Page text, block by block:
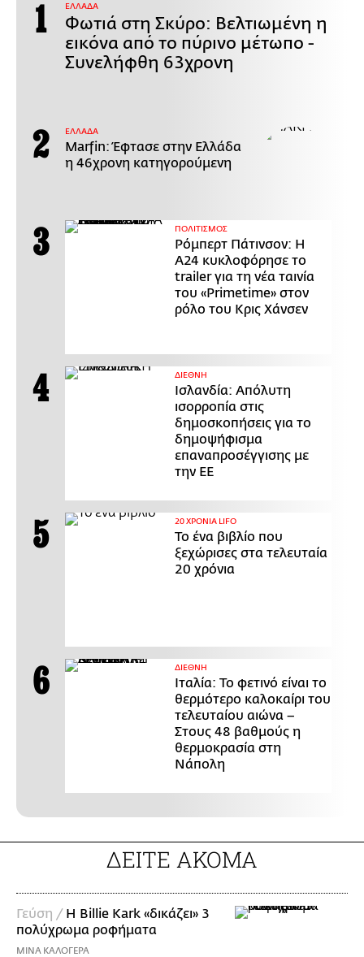
ΕΛΛΑΔΑ
Φωτιά στη Σκύρο: Βελτιωμένη η
εικόνα από το πύρινο μέτωπο -
Συνελήφθη 63χρονη
ΕΛΛΑΔΑ
Marfin: Έφτασε στην Ελλάδα
η 46χρονη κατηγορούμενη
ΠΟΛΙΤΙΣΜΟΣ
Ρόμπερτ Πάτινσον: Η
Α24 κυκλοφόρησε το
trailer για τη νέα ταινία
του «Primetime» στον
ρόλο του Κρις Χάνσεν
ΔΙΕΘΝΗ
Ισλανδία: Απόλυτη
ισορροπία στις
δημοσκοπήσεις για το
δημοψήφισμα
επαναπροσέγγισης με
την ΕΕ
20 ΧΡΟΝΙΑ LIFO
Το ένα βιβλίο που
ξεχώρισες στα τελευταία
20 χρόνια
ΔΙΕΘΝΗ
Ιταλία: Το φετινό είναι το
θερμότερο καλοκαίρι του
τελευταίου αιώνα –
Στους 48 βαθμούς η
θερμοκρασία στη
Νάπολη
ΔΕΙΤΕ ΑΚΟΜΑ
Γεύση / H Billie Kark «δικάζει» 3
πολύχρωμα ροφήματα
ΜΙΝΑ ΚΑΛΟΓΕΡΑ